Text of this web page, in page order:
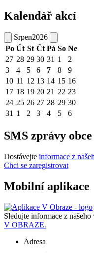
Kalendář akcí
Srpen2026
Po Út St Čt Pá So Ne
27 28 29 30 31 1
2
3
4 5 6 7 8
9
10 11 12 13 14 15 16
17 18 19 20 21 22 23
24 25 26 27 28 29 30
31 1 2 3 4 5 6
SMS zprávy obce
Dostávejte informace z
Chci se zaregistrovat
Mobilní aplikace
Sledujte informace z našeho
V OBRAZE.
Adresa